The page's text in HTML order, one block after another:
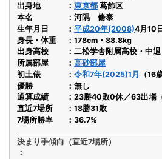
出身地
東京都 葛飾区
本名
河隅 脩泰
生年月日
平成20年(2008)4月10
身長・体重
178cm・88.8kg
出身高校
二松学舎附属高校・中退
所属部屋
高砂部屋
初土俵
令和7年(2025)1月
（16
優勝
無し
通算成績
23勝40敗0休／63出場
直近7場所
18勝31敗
7場所勝率
36.7%
決まり手傾向（直近7場所）